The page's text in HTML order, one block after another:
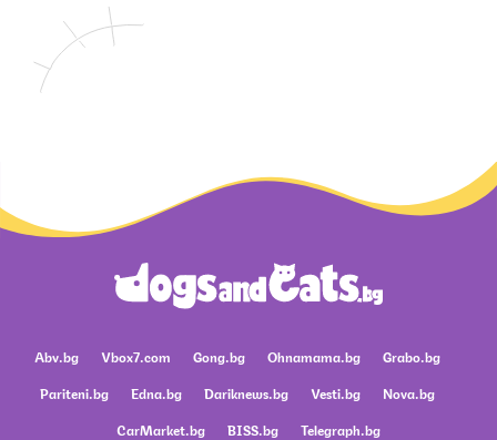
Abv.bg Vbox7.com Gong.bg Ohnamama.bg
Grabo.bg
Pariteni.bg
Edna.bg Dariknews.bg Vesti.bg
Nova.bg
CarMarket.bg
BISS.bg Telegraph.bg